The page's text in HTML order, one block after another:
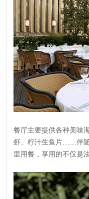
餐厅主要提供各种美味
虾、柠汁生鱼片……伴
里用餐，享用的不仅是